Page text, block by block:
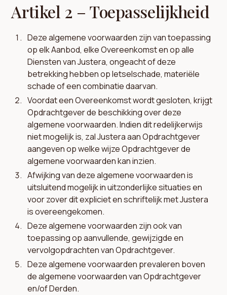
Artikel 2 – Toepasselijkheid
Deze algemene voorwaarden zijn van toepassing
op elk Aanbod, elke Overeenkomst en op alle
Diensten van Justera, ongeacht of deze
betrekking hebben op letselschade, materiële
schade of een combinatie daarvan.
Voordat een Overeenkomst wordt gesloten, krijgt
Opdrachtgever de beschikking over deze
algemene voorwaarden. Indien dit redelijkerwijs
niet mogelijk is, zal Justera aan Opdrachtgever
aangeven op welke wijze Opdrachtgever de
algemene voorwaarden kan inzien.
Afwijking van deze algemene voorwaarden is
uitsluitend mogelijk in uitzonderlijke situaties en
voor zover dit expliciet en schriftelijk met Justera
is overeengekomen.
Deze algemene voorwaarden zijn ook van
toepassing op aanvullende, gewijzigde en
vervolgopdrachten van Opdrachtgever.
Deze algemene voorwaarden prevaleren boven
de algemene voorwaarden van Opdrachtgever
en/of Derden.